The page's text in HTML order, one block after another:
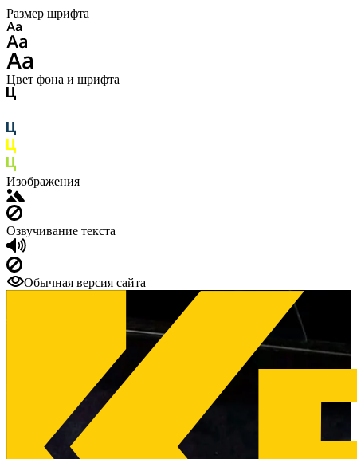
Размер шрифта
Цвет фона и шрифта
Изображения
Озвучивание текста
Обычная версия сайта